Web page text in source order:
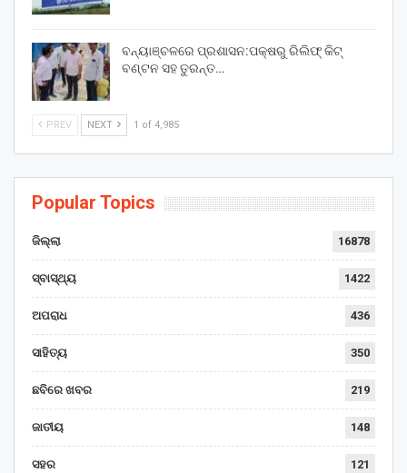
ବନ୍ୟାଞ୍ଚଳରେ ପ୍ରଶାସନ:ପକ୍ଷରୁ ରିଲିଫ୍ କିଟ୍
ବଣ୍ଟନ ସହ ତୁରନ୍ତ…
PREV NEXT 1 of 4,985
Popular Topics
ଜିଲ୍ଲା 16878
ସ୍ବାସ୍ଥ୍ୟ 1422
ଅପରାଧ 436
ସାହିତ୍ୟ 350
ଛବିରେ ଖବର 219
ଜାତୀୟ 148
ସହର 121